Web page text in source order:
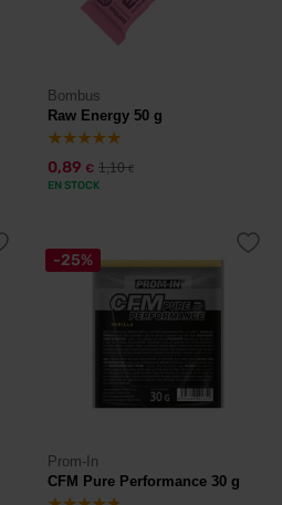
Bombus
Raw Energy 50 g
0,89 € 1,10€
EN STOCK
-25%
Prom-In
CFM Pure Performance 30 g